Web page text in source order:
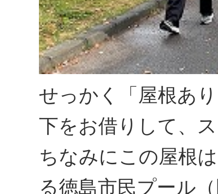
せっかく「屋根あ
下をお借りして、
ちなみにこの屋根
る徳島市民プール